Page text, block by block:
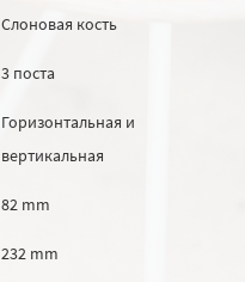
Слоновая кость
3 поста
Горизонтальная и
вертикальная
82 mm
232 mm